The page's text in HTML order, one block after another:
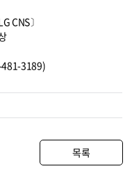
CNS〕
481-3189)
목록